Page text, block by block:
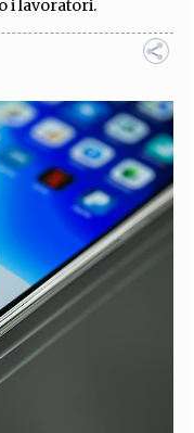
i lavoratori.